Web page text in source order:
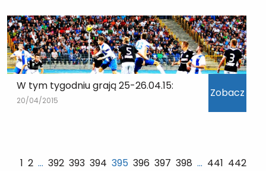
W tym tygodniu grają 25-26.04.15:
20/04/2015
Zobacz
1 2 … 392 393 394 395 396 397 398 … 441 442